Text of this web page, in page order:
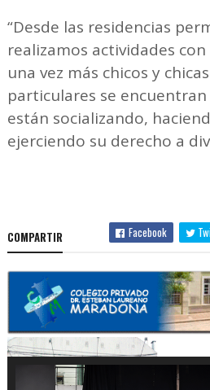
“Desde las residencias
realizamos actividades
una vez más chicos y
particulares se
están socializando,
ejerciendo su derecho a
COMPARTIR Facebook